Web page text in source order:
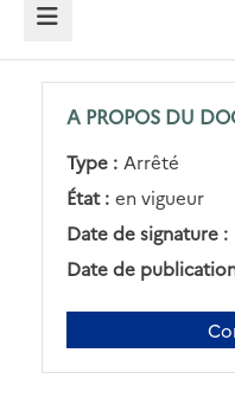
MENU
A PROPOS DU
Type : Arrêté
État : en vigueur
Date de signature :
Date de